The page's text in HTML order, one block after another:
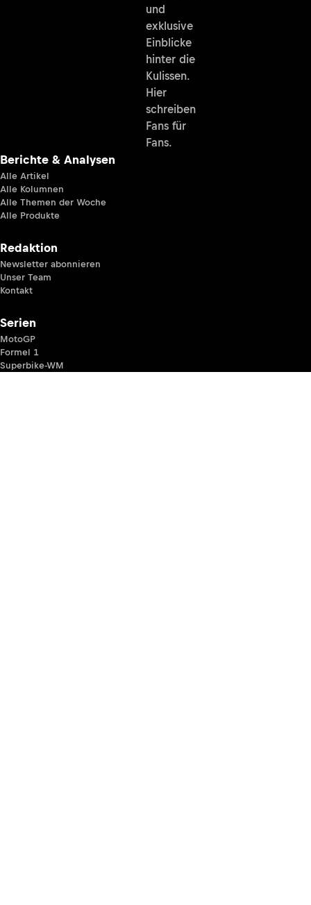
und
exklusive
Einblicke
hinter die
Kulissen.
Hier
schreiben
Fans für
Fans.
Berichte & Analysen
Alle Artikel
Alle Kolumnen
Alle Themen der Woche
Alle Produkte
Redaktion
Newsletter abonnieren
Unser Team
Kontakt
Serien
MotoGP
Formel 1
Superbike-WM